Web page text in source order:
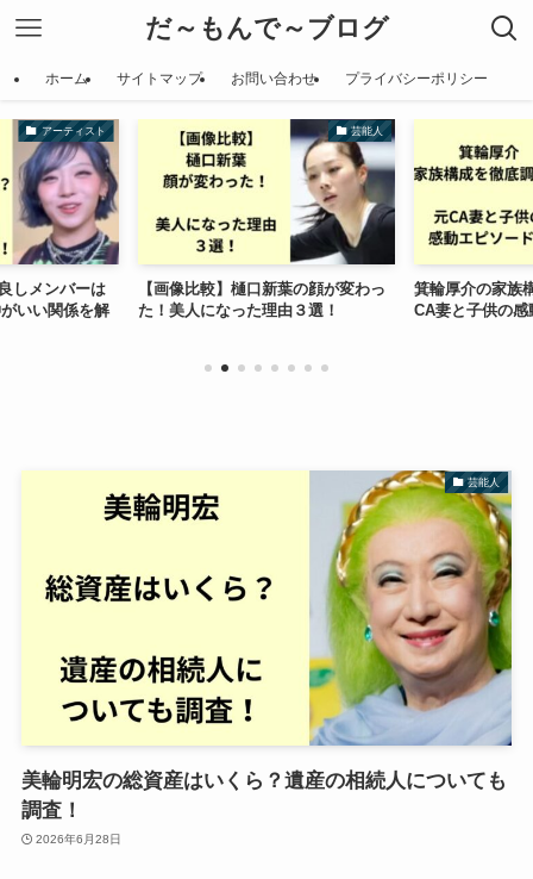
だ～もんで～ブログ
ホーム サイトマップ お問い合わせ プライバシーポリシー
アーティスト
しメンバーは
いい関係を解
芸能人
【画像比較】樋口新葉の顔が変わっ
た！美人になった理由３選！
箕輪厚介の家族
CA妻と子供の
芸能人
美輪明宏の総資産はいくら？遺産の相続人についても
調査！
2026年6月28日